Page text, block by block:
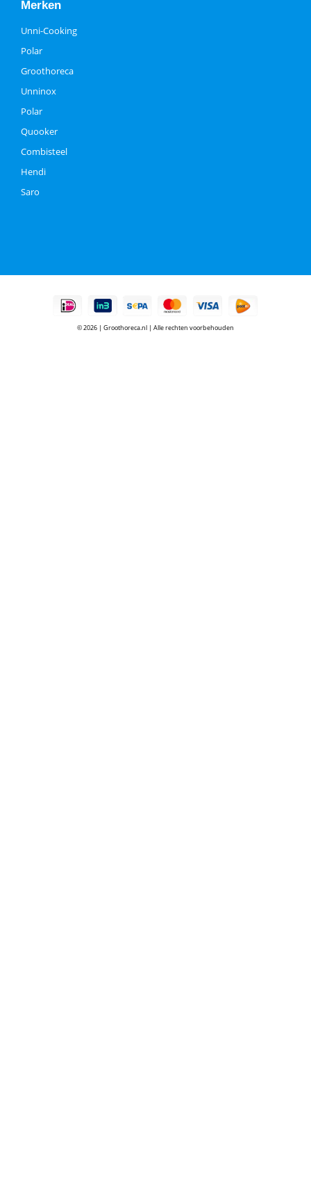
Merken
Unni-Cooking
Polar
Groothoreca
Unninox
Polar
Quooker
Combisteel
Hendi
Saro
© 2026 | Groothoreca.nl | Alle rechten voorbehouden